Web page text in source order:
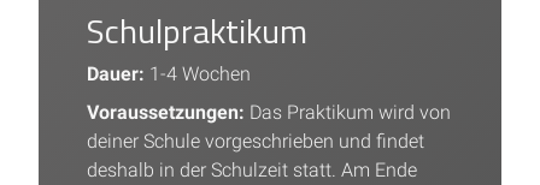
Schulpraktikum
Dauer: 1-4 Wochen
Voraussetzungen: Das Praktikum wird von
deiner Schule vorgeschrieben und findet
deshalb in der Schulzeit statt. Am Ende